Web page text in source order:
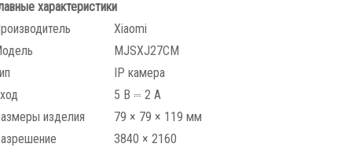
характеристики
Xiaomi
MJSXJ27CM
IP камера
5 В ⎓ 2 А
изделия
79 × 79 × 119 мм
3840 × 2160